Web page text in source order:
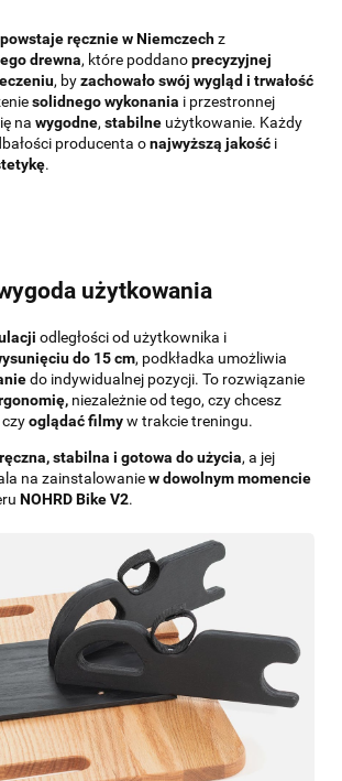
powstaje ręcznie w Niemczechz
drewna, które poddanoprecyzyjnej
, byzachowało swój wygląd i trwałość
solidnego wykonania i przestronnej
na wygodne, stabilne użytkowanie. Każdy
producenta onajwyższą jakość i
.
użytkowania
odległości od użytkownika i
do 15 cm, podkładka umożliwia
do indywidualnej pozycji. To rozwiązanie
niezależnie od tego, czy chcesz
czyoglądać filmyw trakcie treningu.
stabilna i gotowa do użycia, a jej
na zainstalowaniew dowolnym momencie
NOHRD Bike V2.